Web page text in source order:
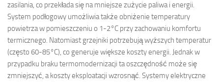
zasilania, co przekłada się na mniejsze zużycie paliwa i energii.
System podłogowy umożliwia także obniżenie temperatury
powietrza w pomieszczeniu o 1-2°C przy zachowaniu komfortu
termicznego. Natomiast grzejniki potrzebują wyższych temperatur
(często 60-85°C), co generuje większe koszty energii. Jednak w
przypadku braku termomodernizacji ta oszczędność może się
zmniejszyć, a koszty eksploatacji wzrosnąć. Systemy elektryczne